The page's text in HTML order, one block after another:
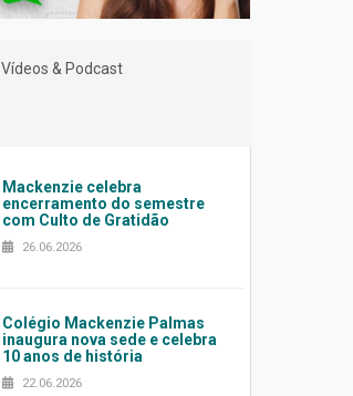
Vídeos & Podcast
Mackenzie celebra
encerramento do semestre
com Culto de Gratidão
26.06.2026
Colégio Mackenzie Palmas
inaugura nova sede e celebra
10 anos de história
22.06.2026